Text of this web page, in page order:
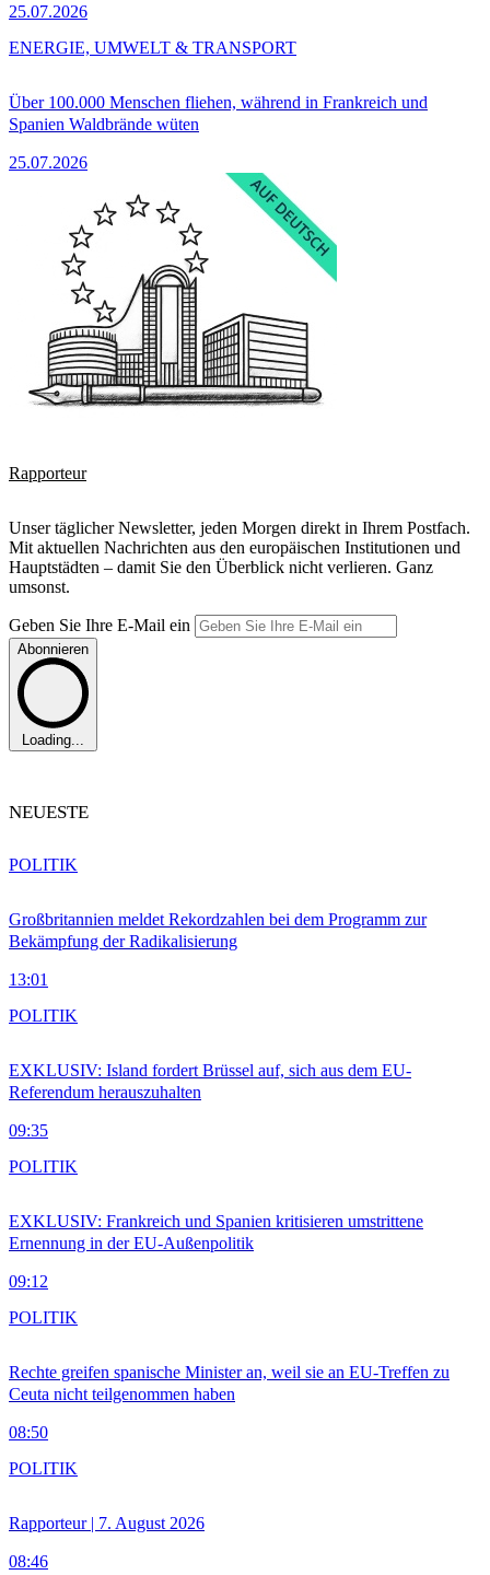
25.07.2026
Über 100.000 Menschen fliehen, während in Frankreich und
Spanien Waldbrände wüten
25.07.2026
ENERGIE, UMWELT & TRANSPORT
Rapporteur
Unser täglicher Newsletter, jeden Morgen direkt in Ihrem Postfach.
Mit aktuellen Nachrichten aus den europäischen Institutionen und
Hauptstädten – damit Sie den Überblick nicht verlieren. Ganz
umsonst.
Geben Sie Ihre E-Mail ein
Abonnieren
Loading...
NEUESTE
Großbritannien meldet Rekordzahlen bei dem Programm zur
Bekämpfung der Radikalisierung
13:01
POLITIK
EXKLUSIV: Island fordert Brüssel auf, sich aus dem EU-
Referendum herauszuhalten
09:35
POLITIK
EXKLUSIV: Frankreich und Spanien kritisieren umstrittene
Ernennung in der EU-Außenpolitik
09:12
POLITIK
Rechte greifen spanische Minister an, weil sie an EU-Treffen zu
Ceuta nicht teilgenommen haben
08:50
POLITIK
Rapporteur | 7. August 2026
08:46
POLITIK